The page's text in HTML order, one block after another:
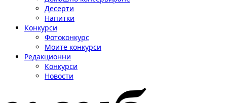
Десерти
Напитки
Конкурси
Фотоконкурс
Моите конкурси
Редакционни
Конкурси
Новости